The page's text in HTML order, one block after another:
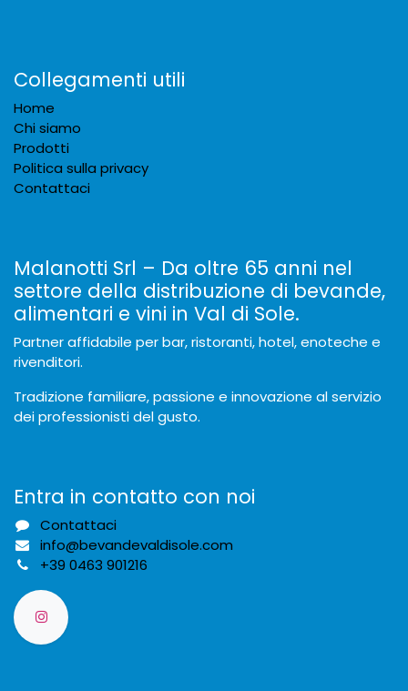
Collegamenti utili
Home
Chi siamo
Prodotti
Politica sulla privacy
Contattaci
Malanotti Srl – Da oltre 65 anni nel
settore della distribuzione di bevande,
alimentari e vini in Val di Sole.
Partner affidabile per bar, ristoranti, hotel, enoteche e
rivenditori.
Tradizione familiare, passione e innovazione al servizio
dei professionisti del gusto.
Entra in contatto con noi
Contattaci
info@bevandevaldisole.com
+39 0463 901216